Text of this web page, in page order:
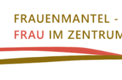
Inhalt
springen